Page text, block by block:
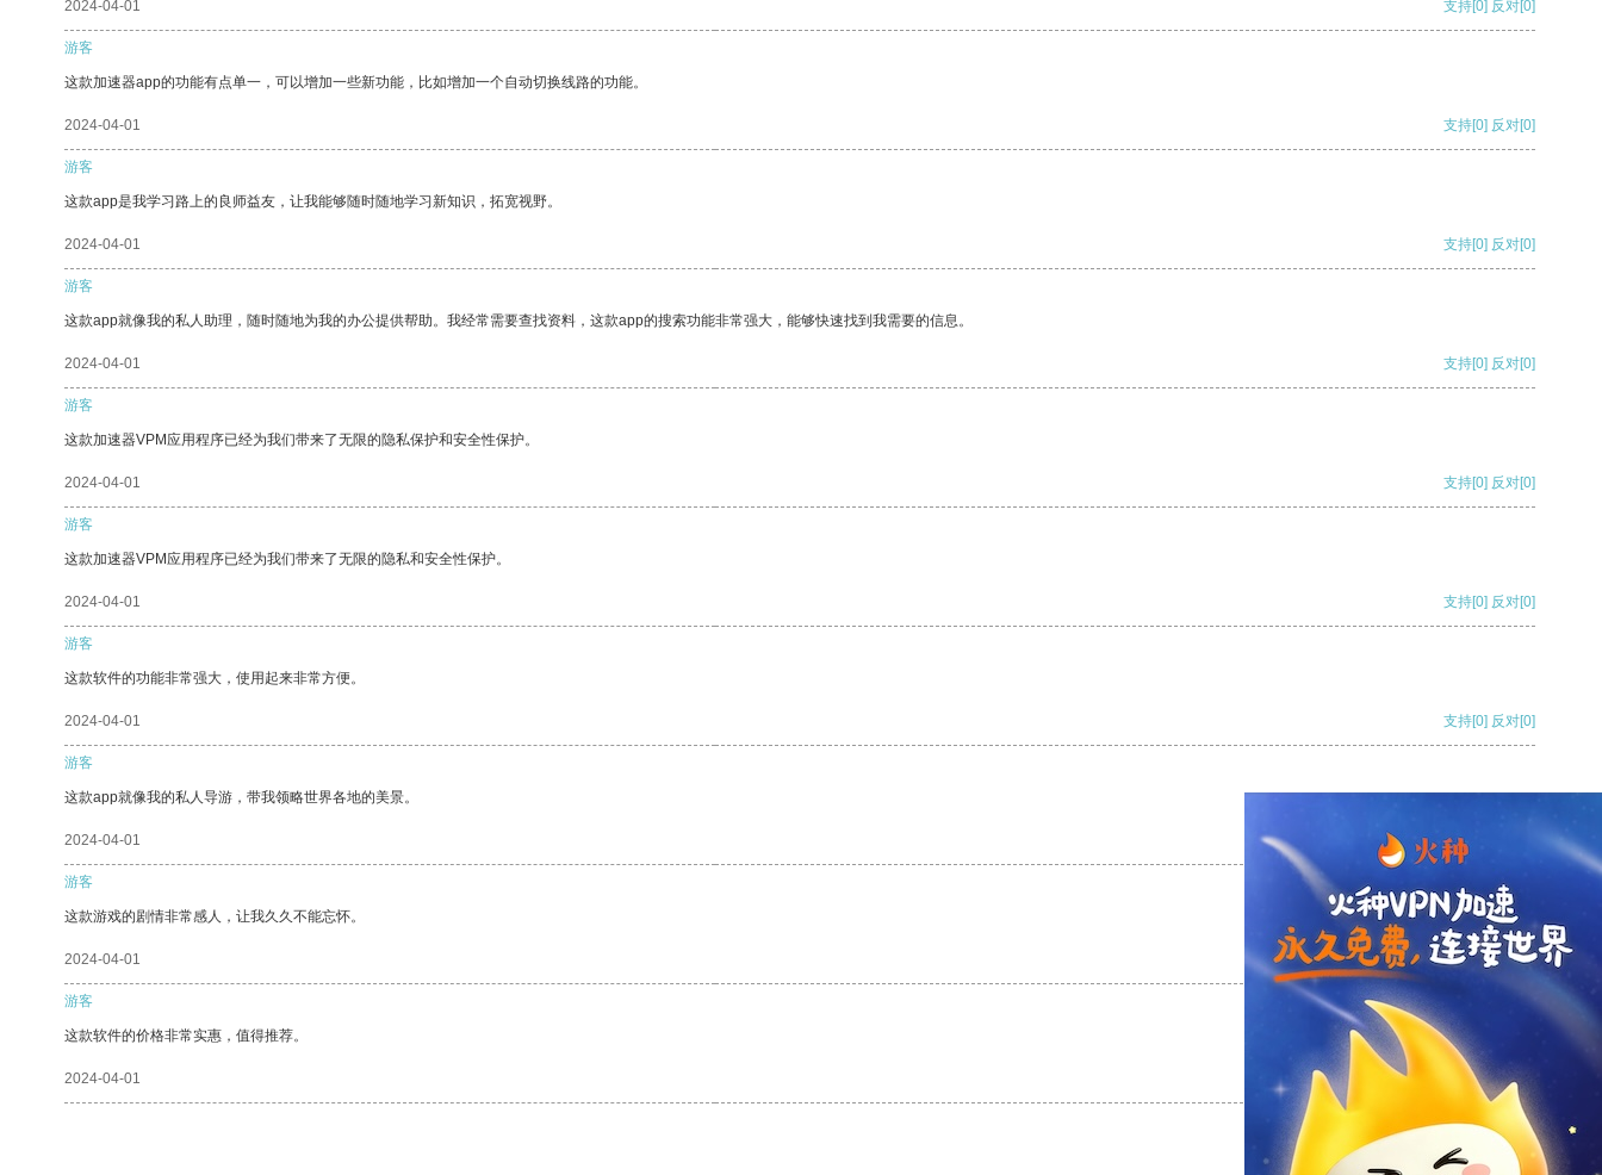
2024-04-01 支持[0] 反对[0]
游客
这款加速器app的功能有点单一，可以增加一些新功能，比如增加一个自动切换线路的功能。
2024-04-01 支持[0] 反对[0]
游客
这款app是我学习路上的良师益友，让我能够随时随地学习新知识，拓宽视野。
2024-04-01 支持[0] 反对[0]
游客
这款app就像我的私人助理，随时随地为我的办公提供帮助。我经常需要查找资料，这款app的搜索功能非常强大，能够快速找到我需要的信息。
2024-04-01 支持[0] 反对[0]
游客
这款加速器VPM应用程序已经为我们带来了无限的隐私保护和安全性保护。
2024-04-01 支持[0] 反对[0]
游客
这款加速器VPM应用程序已经为我们带来了无限的隐私和安全性保护。
2024-04-01 支持[0] 反对[0]
游客
这款软件的功能非常强大，使用起来非常方便。
2024-04-01 支持[0] 反对[0]
游客
这款app就像我的私人导游，带我领略世界各地的美景。
2024-04-01 支持
游客
这款游戏的剧情非常感人，让我久久不能忘怀。
2024-04-01 支持[0] 反对[0]
游客
这款软件的价格非常实惠，值得推荐。
2024-04-01 支持[0] 反对[0]